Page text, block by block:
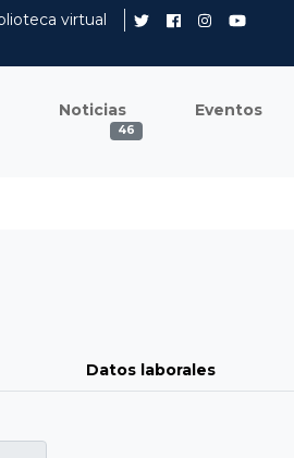
virtual
Noticias
46
Eventos
Datos laborales